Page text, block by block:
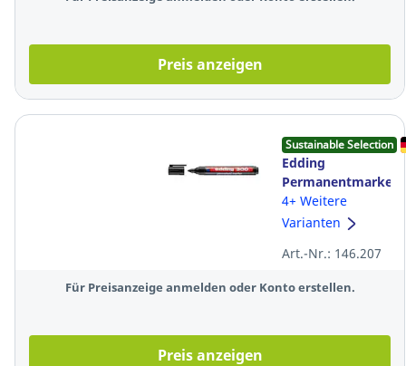
Preis anzeigen
Sustainable Selection
Edding
Permanentmarker
300, Rundspitze,
Strichstärke: 1,5-
4+ Weitere
Varianten
Art.-Nr.: 146.207
Für Preisanzeige anmelden oder Konto erstellen.
Preis anzeigen